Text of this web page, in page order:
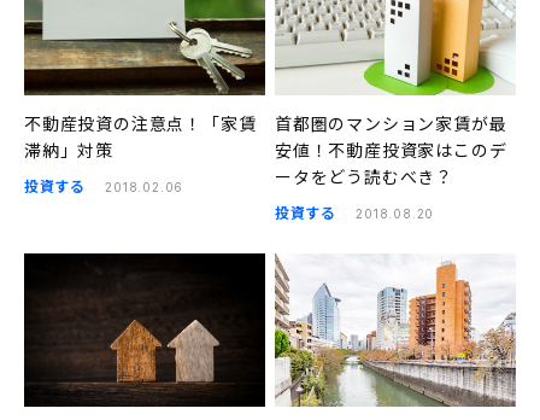
不動産投資の注意点！「家賃
滞納」対策
投資する 2018.02.06
首都圏のマンション家賃が最
安値！不動産投資家はこのデ
ータをどう読むべき？
投資する 2018.08.20